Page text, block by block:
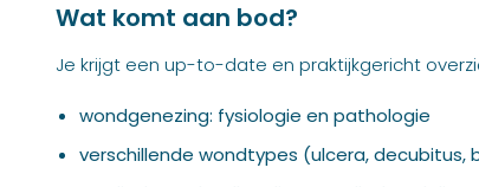
Wat komt aan bod?
Je krijgt een up-to-date en praktijkgericht
wondgenezing: fysiologie en pathologie
verschillende wondtypes (ulcera, decubitus,